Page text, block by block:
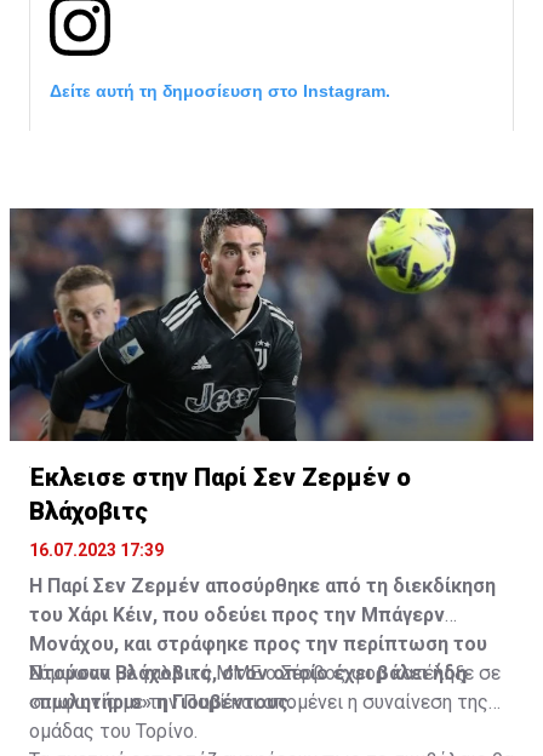
Δείτε αυτή τη δημοσίευση στο Instagram.
Έκλεισε στην Παρί Σεν Ζερμέν ο
Βλάχοβιτς
16.07.2023 17:39
Η Παρί Σεν Ζερμέν αποσύρθηκε από τη διεκδίκηση
του Χάρι Κέιν, που οδεύει προς την Μπάγερν
Μονάχου, και στράφηκε προς την περίπτωση του
Ντούσαν Βλάχοβιτς, στον οποίο έχει βάλει ήδη
«πωλητήριο» η Γιουβέντους.
Σύμφωνα με γαλλικά ΜΜΕ ο Σέρβος φορ κατέληξε σε
συμφωνία με την Παρί και απομένει η συναίνεση της
ομάδας του Τορίνο.